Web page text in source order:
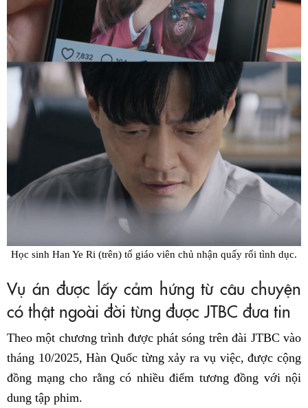
Học sinh Han Ye Ri (trên) tố giáo viên chủ nhận quấy rối tình dục.
Vụ án được lấy cảm hứng từ câu chuyện
có thật ngoài đời từng được JTBC đưa tin
Theo một chương trình được phát sóng trên đài JTBC vào
tháng 10/2025, Hàn Quốc từng xảy ra vụ việc, được cộng
đồng mạng cho rằng có nhiều điểm tương đồng với nội
dung tập phim.